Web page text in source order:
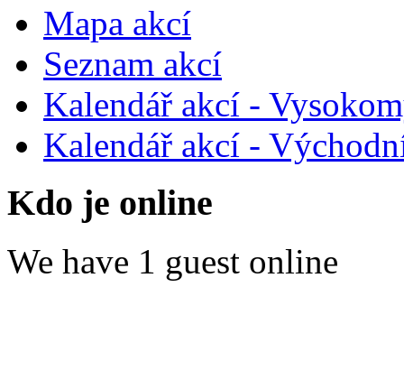
Mapa akcí
Seznam akcí
Kalendář akcí -
Kalendář akcí -
Kdo je online
We have 1 guest online